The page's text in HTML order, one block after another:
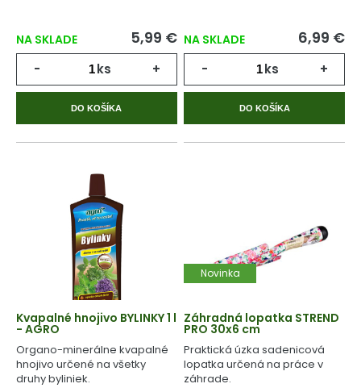
NA SKLADE 5,99 €
- ks +
DO KOŠÍKA
NA SKLADE 6,99 €
- ks +
DO KOŠÍKA
Kvapalné hnojivo BYLINKY 1 l
- AGRO
Organo-minerálne kvapalné
hnojivo určené na všetky
druhy byliniek.
Novinka
Záhradná lopatka STREND
PRO 30x6 cm
Praktická úzka sadenicová
lopatka určená na práce v
záhrade.